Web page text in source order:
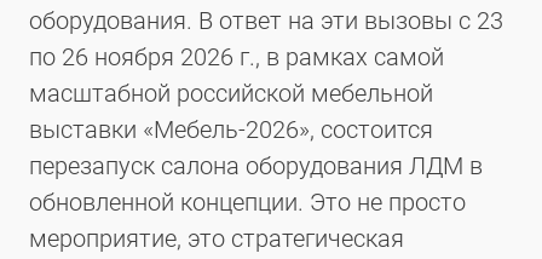
оборудования. В ответ на эти вызовы с 23
по 26 ноября 2026 г., в рамках самой
масштабной российской мебельной
выставки «Мебель-2026», состоится
перезапуск салона оборудования ЛДМ в
обновленной концепции. Это не просто
мероприятие, это стратегическая